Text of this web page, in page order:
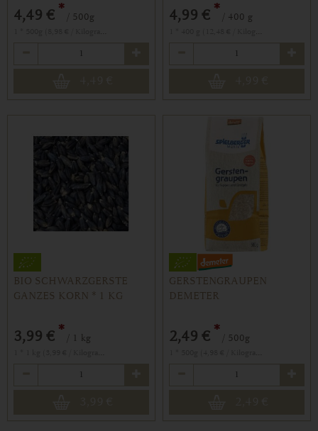
4,49 € * / 500g
1 * 500g (8,98 € / Kilogramm)
4,99 € * / 400 g
1 * 400 g (12,48 € / Kilogramm)
BIO SCHWARZGERSTE
GANZES KORN * 1 KG
3,99 € * / 1 kg
1 * 1 kg (3,99 € / Kilogramm)
GERSTENGRAUPEN
DEMETER
2,49 € * / 500g
1 * 500g (4,98 € / Kilogramm)